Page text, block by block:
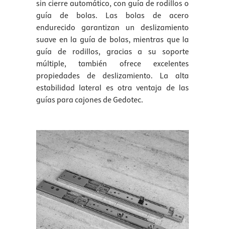
sin cierre automático, con guía de rodillos o
guía de bolas. Las bolas de acero
endurecido garantizan un deslizamiento
suave en la guía de bolas, mientras que la
guía de rodillos, gracias a su soporte
múltiple, también ofrece excelentes
propiedades de deslizamiento. La alta
estabilidad lateral es otra ventaja de las
guías para cajones de Gedotec.